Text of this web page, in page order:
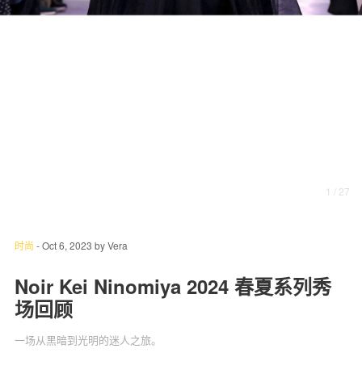
1 / 27
时尚 -Oct 6, 2023 byVera
Noir Kei Ninomiya 2024 春夏系列秀
场回顾
一场从黑暗到光明的迷人之旅。